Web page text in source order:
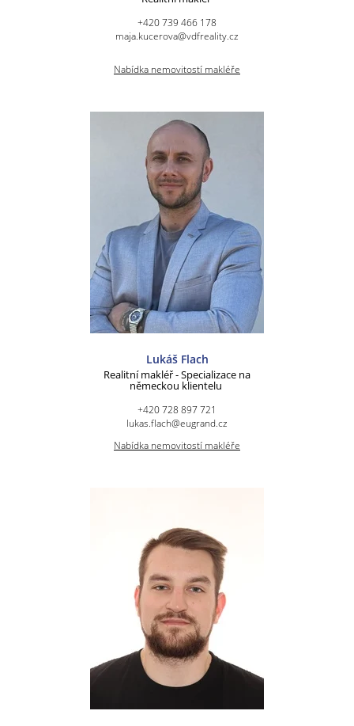
+420 739 466 178
maja.kucerova@vdfreality.cz
Nabídka nemovitostí makléře
Lukáš Flach
Realitní makléř - Specializace na
německou klientelu
+420 728 897 721
lukas.flach@eugrand.cz
Nabídka nemovitostí makléře